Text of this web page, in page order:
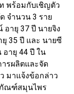
พร้อมกับเชิญตัว
จำนวน 3 ราย
ายุ 37 ปี นายจิง
ยุ 35 ปี และ นายซี
อายุ 44 ปี ใน
รผลิตและจัด
มาแจ้งข้อกล่าว
ณฑ์สมุนไพร